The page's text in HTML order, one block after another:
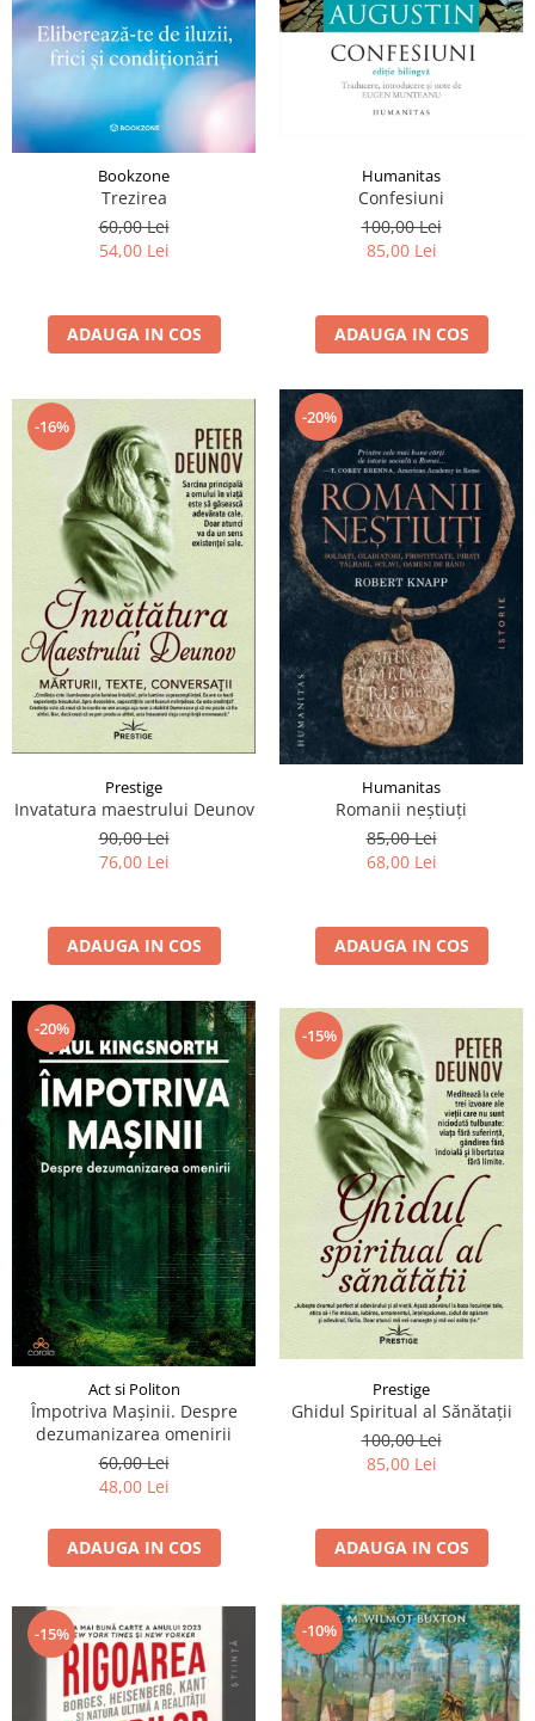
Manuale și Dicționare
Medicină și Sănătate
Practic. Casă și Grădina
Psihologie
Spiritualitate
Știință și Tehnologie
Științe Sociale si Umaniste
Bookzone
Trezirea
60,00 Lei
54,00 Lei
ADAUGA IN COS
Humanitas
Confesiuni
100,00 Lei
85,00 Lei
ADAUGA IN COS
-16%
Prestige
Invatatura maestrului Deunov
90,00 Lei
76,00 Lei
ADAUGA IN COS
-20%
Humanitas
Romanii neştiuţi
85,00 Lei
68,00 Lei
ADAUGA IN COS
-20%
Act si Politon
Împotriva Mașinii. Despre
dezumanizarea omenirii
60,00 Lei
48,00 Lei
ADAUGA IN COS
-15%
Prestige
Ghidul Spiritual al Sănătații
100,00 Lei
85,00 Lei
ADAUGA IN COS
-15% -10%